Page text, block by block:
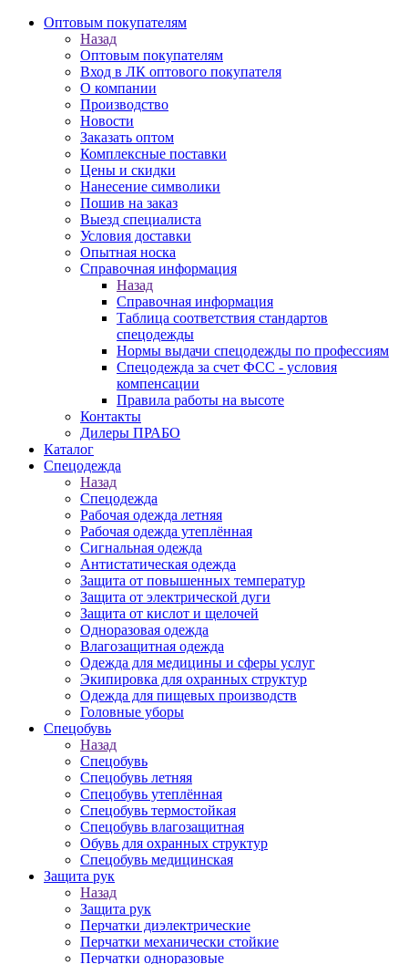
Оптовым покупателям
Назад
Оптовым покупателям
Вход в ЛК оптового покупателя
О компании
Производство
Новости
Заказать оптом
Комплексные поставки
Цены и скидки
Нанесение символики
Пошив на заказ
Выезд специалиста
Условия доставки
Опытная носка
Справочная информация
Назад
Справочная информация
Таблица соответствия стандартов
спецодежды
Нормы выдачи спецодежды по профессиям
Спецодежда за счет ФСС - условия
компенсации
Правила работы на высоте
Контакты
Дилеры ПРАБО
Каталог
Спецодежда
Назад
Спецодежда
Рабочая одежда летняя
Рабочая одежда утеплённая
Сигнальная одежда
Антистатическая одежда
Защита от повышенных температур
Защита от электрической дуги
Защита от кислот и щелочей
Одноразовая одежда
Влагозащитная одежда
Одежда для медицины и сферы услуг
Экипировка для охранных структур
Одежда для пищевых производств
Головные уборы
Спецобувь
Назад
Спецобувь
Спецобувь летняя
Спецобувь утеплённая
Спецобувь термостойкая
Спецобувь влагозащитная
Обувь для охранных структур
Спецобувь медицинская
Защита рук
Назад
Защита рук
Перчатки диэлектрические
Перчатки механически стойкие
Перчатки одноразовые